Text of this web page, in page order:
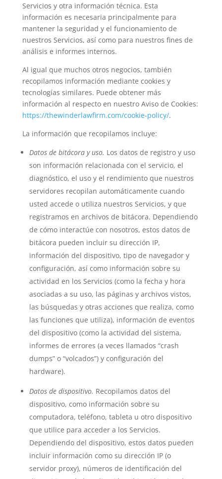
Servicios y otra información técnica. Esta
información es necesaria principalmente para
mantener la seguridad y el funcionamiento de
nuestros Servicios, así como para nuestros fines de
análisis e informes internos.
Al igual que muchos otros negocios, también
recopilamos información mediante cookies y
tecnologías similares. Puede obtener más
información al respecto en nuestro Aviso de Cookies:
https://thewinderlawfirm.com/cookie-policy/.
La información que recopilamos incluye:
Datos de bitácora y uso. Los datos de registro y uso
son información relacionada con el servicio, el
diagnóstico, el uso y el rendimiento que nuestros
servidores recopilan automáticamente cuando
usted accede o utiliza nuestros Servicios, y que
registramos en archivos de bitácora. Dependiendo
de cómo interactúe con nosotros, estos datos de
bitácora pueden incluir su dirección IP,
información del dispositivo, tipo de navegador y
configuración, así como información sobre su
actividad en los Servicios (como la fecha y hora
asociadas a su uso, las páginas y archivos vistos,
las búsquedas y otras acciones que realiza, como
las funciones que utiliza), información de eventos
del dispositivo (como la actividad del sistema,
informes de errores (a veces llamados “crash
dumps” o “volcados”) y configuración del
hardware).
Datos de dispositivo. Recopilamos datos del
dispositivo, como información sobre su
computadora, teléfono, tableta u otro dispositivo
que utilice para acceder a los Servicios.
Dependiendo del dispositivo, estos datos pueden
incluir información como su dirección IP (o
servidor proxy), números de identificación del